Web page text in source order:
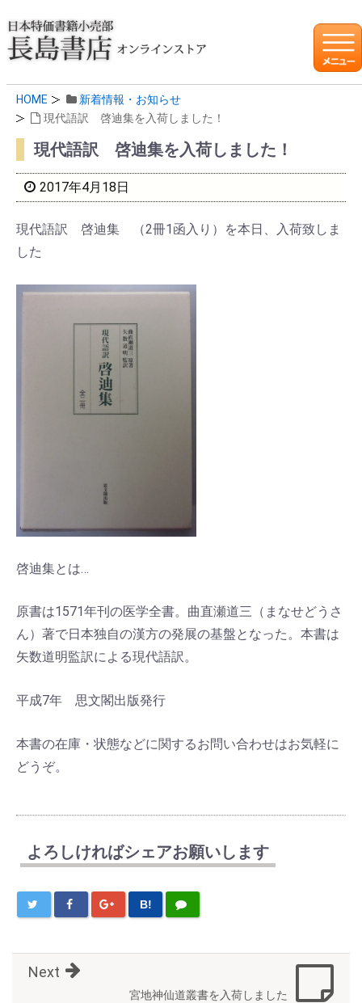
HOME
新着情報・お知らせ
現代語訳 啓迪集を入荷しました！
現代語訳 啓迪集を入荷しました！
2017年4月18日
現代語訳 啓迪集 （2冊1函入り）を本日、入荷致しま
した
啓迪集とは…
原書は1571年刊の医学全書。曲直瀬道三（まなせどうさ
ん）著で日本独自の漢方の発展の基盤となった。本書は
矢数道明監訳による現代語訳。
平成7年 思文閣出版発行
本書の在庫・状態などに関するお問い合わせはお気軽に
どうぞ。
よろしければシェアお願いします
B!
宮地神仙道叢書を入荷しました
Next